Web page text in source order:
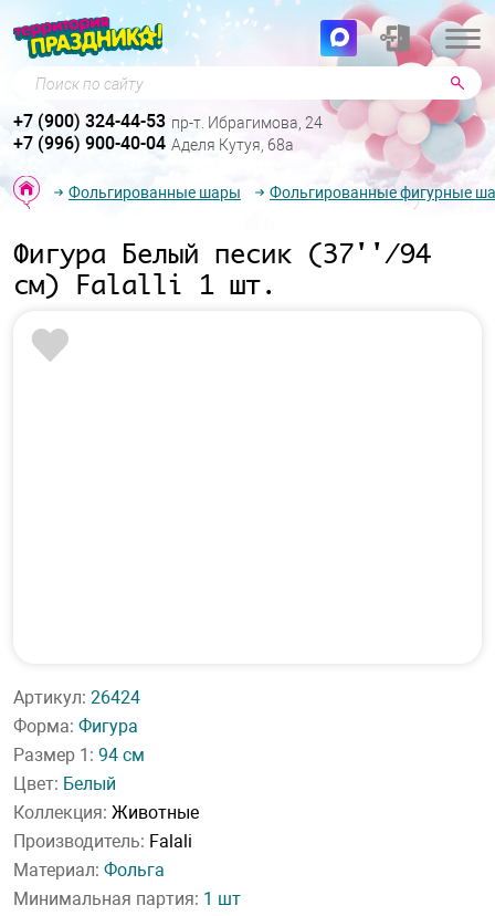
Поиск по сайту
+7 (900) 324-44-53 пр-т. Ибрагимова, 24
+7 (996) 900-40-04 Аделя Кутуя, 68а
Фольгированные шары Фольгированные фигурные
Фигура Белый песик (37''/94
см) Falalli 1 шт.
Артикул: 26424
Форма: Фигура
Размер 1: 94 см
Цвет: Белый
Коллекция: Животные
Производитель: Falali
Материал: Фольга
Минимальная партия: 1 шт